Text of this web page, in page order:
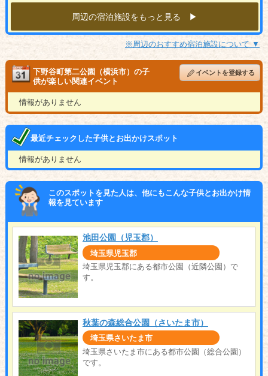
周辺の宿泊施設をもっと見る ▶︎
※周辺のおすすめ宿泊施設について ▼
下野谷町第二公園（横浜市）の子
供が楽しい関連イベント
イベントを登録する
情報がありません
最近チェックした子供とお出かけスポット
情報がありません
このスポットを見た人は、他にもこんな子供とお出かけ情
報を見ています
池田公園（児玉郡）
埼玉県児玉郡
埼玉県児玉郡にある都市公園（近隣公園）で
す。
秋葉の森総合公園（さいたま市）
埼玉県さいたま市
埼玉県さいたま市にある都市公園（総合公園）
です。